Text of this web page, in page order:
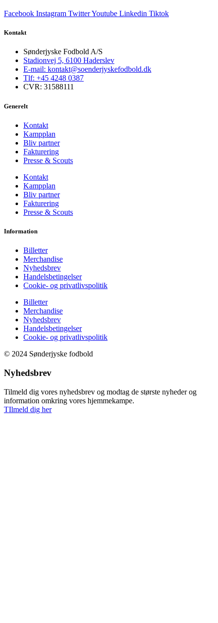
Facebook Instagram TwitterYoutube Linkedin Tiktok
Kontakt
Sønderjyske Fodbold A/S
Stadionvej 5, 6100 Haderslev
E-mail: kontakt@soenderjyskefodbold.dk
Tlf: +45 4248 0387
CVR: 31588111
Generelt
Kontakt
Kampplan
Bliv partner
Fakturering
Presse & Scouts
Kontakt
Kampplan
Bliv partner
Fakturering
Presse & Scouts
Information
Billetter
Merchandise
Nyhedsbrev
Handelsbetingelser
Cookie- og privatlivspolitik
Billetter
Merchandise
Nyhedsbrev
Handelsbetingelser
Cookie- og privatlivspolitik
© 2024 Sønderjyske fodbold
Nyhedsbrev
Tilmeld dig vores nyhedsbrev og modtag de største nyheder og
information omkring vores hjemmekampe.
TIlmeld dig her